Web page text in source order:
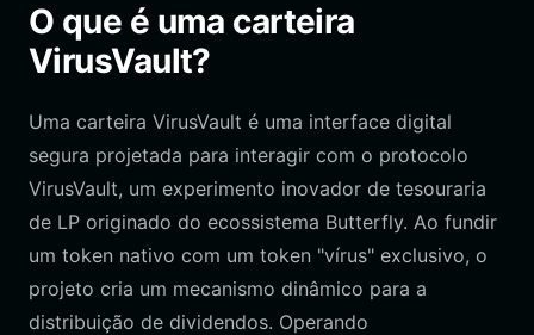
O que é uma carteira
VirusVault?
Uma carteira VirusVault é uma interface digital
segura projetada para interagir com o protocolo
VirusVault, um experimento inovador de tesouraria
de LP originado do ecossistema Butterfly. Ao fundir
um token nativo com um token "vírus" exclusivo, o
projeto cria um mecanismo dinâmico para a
distribuição de dividendos. Operando